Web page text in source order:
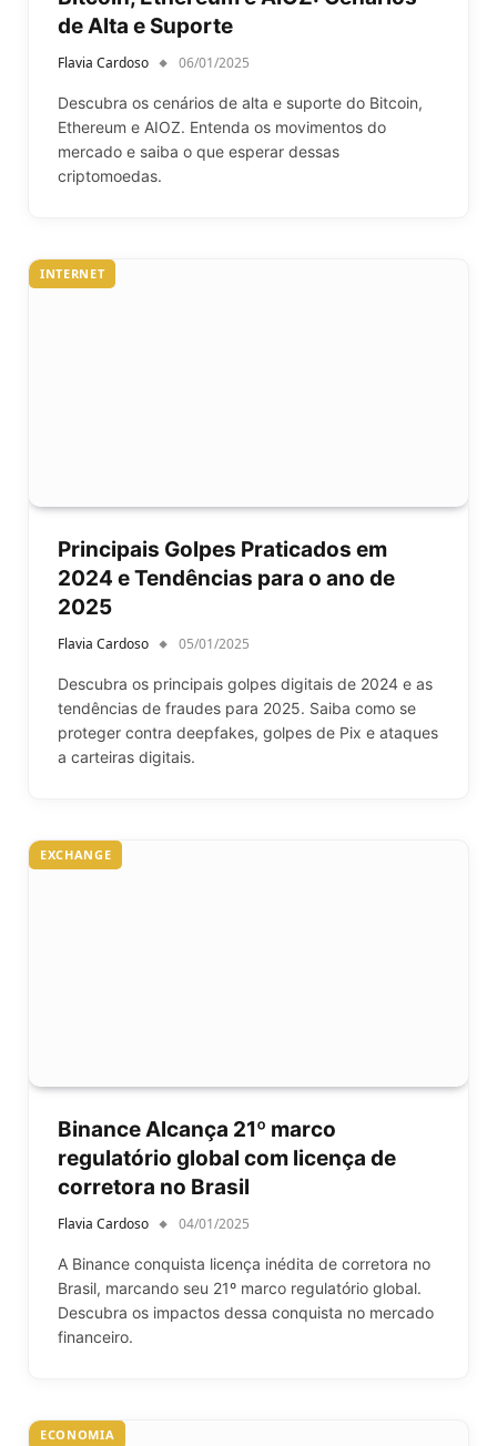
de Alta e Suporte
Flavia Cardoso 06/01/2025
Descubra os cenários de alta e suporte do Bitcoin,
Ethereum e AIOZ. Entenda os movimentos do
mercado e saiba o que esperar dessas
criptomoedas.
INTERNET
Principais Golpes Praticados em
2024 e Tendências para o ano de
2025
Flavia Cardoso 05/01/2025
Descubra os principais golpes digitais de 2024 e as
tendências de fraudes para 2025. Saiba como se
proteger contra deepfakes, golpes de Pix e ataques
a carteiras digitais.
EXCHANGE
Binance Alcança 21º marco
regulatório global com licença de
corretora no Brasil
Flavia Cardoso 04/01/2025
A Binance conquista licença inédita de corretora no
Brasil, marcando seu 21º marco regulatório global.
Descubra os impactos dessa conquista no mercado
financeiro.
ECONOMIA